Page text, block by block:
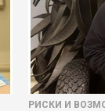
РИСКИ И